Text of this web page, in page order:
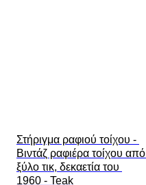
Στήριγμα ραφιού τοίχου -
Βιντάζ ραφιέρα τοίχου από
ξύλο τικ, δεκαετία του
1960 - Teak